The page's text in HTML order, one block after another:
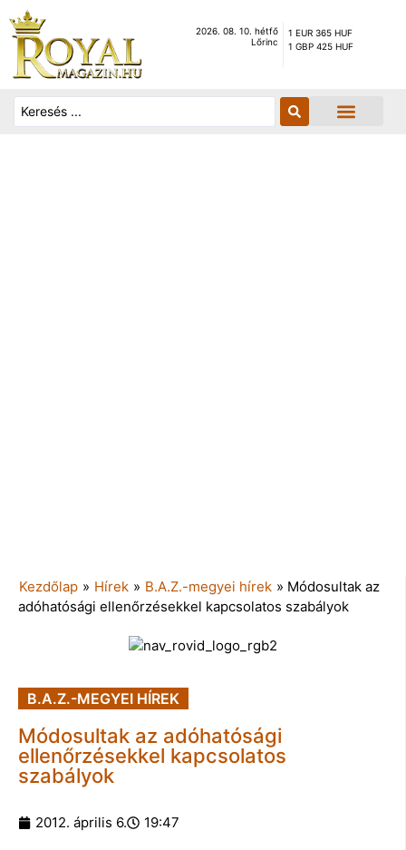
2026. 08. 10. hétfő
Lőrinc
1 EUR 365 HUF
1 GBP 425 HUF
Kezdőlap » Hírek » B.A.Z.-megyei hírek » Módosultak az
adóhatósági ellenőrzésekkel kapcsolatos szabályok
B.A.Z.-MEGYEI HÍREK
Módosultak az adóhatósági
ellenőrzésekkel kapcsolatos
szabályok
2012. április 6. 19:47